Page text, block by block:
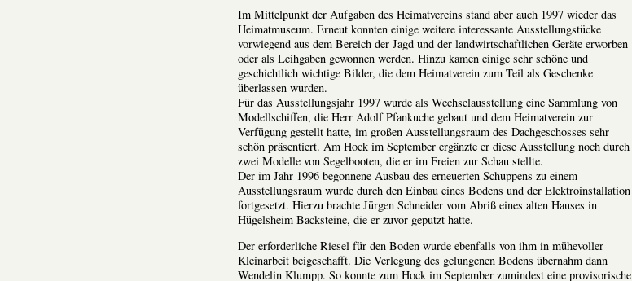
Im Mittelpunkt der Aufgaben des Heimatvereins stand aber auch 1997 wieder das
Heimatmuseum. Erneut konnten einige weitere interessante Ausstellungstücke
vorwiegend aus dem Bereich der Jagd und der landwirtschaftlichen Geräte erworben
oder als Leihgaben gewonnen werden. Hinzu kamen einige sehr schöne und
geschichtlich wichtige Bilder, die dem Heimatverein zum Teil als Geschenke
überlassen wurden.
Für das Ausstellungsjahr 1997 wurde als Wechselausstellung eine Sammlung von
Modellschiffen, die Herr Adolf Pfankuche gebaut und dem Heimatverein zur
Verfügung gestellt hatte, im großen Ausstellungsraum des Dachgeschosses sehr
schön präsentiert. Am Hock im September ergänzte er diese Ausstellung noch durch
zwei Modelle von Segelbooten, die er im Freien zur Schau stellte.
Der im Jahr 1996 begonnene Ausbau des erneuerten Schuppens zu einem
Ausstellungsraum wurde durch den Einbau eines Bodens und der Elektroinstallation
fortgesetzt. Hierzu brachte Jürgen Schneider vom Abriß eines alten Hauses in
Hügelsheim Backsteine, die er zuvor geputzt hatte.
Der erforderliche Riesel für den Boden wurde ebenfalls von ihm in mühevoller
Kleinarbeit beigeschafft. Die Verlegung des gelungenen Bodens übernahm dann
Wendelin Klumpp. So konnte zum Hock im September zumindest eine provisorische